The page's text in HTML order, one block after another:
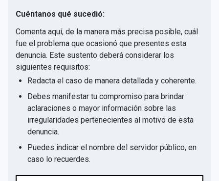
Cuéntanos qué sucedió:
Comenta aquí, de la manera más precisa posible, cuál
fue el problema que ocasionó que presentes esta
denuncia. Este sustento deberá considerar los
siguientes requisitos:
Redacta el caso de manera detallada y coherente.
Debes manifestar tu compromiso para brindar
aclaraciones o mayor información sobre las
irregularidades pertenecientes al motivo de esta
denuncia.
Puedes indicar el nombre del servidor público, en
caso lo recuerdes.